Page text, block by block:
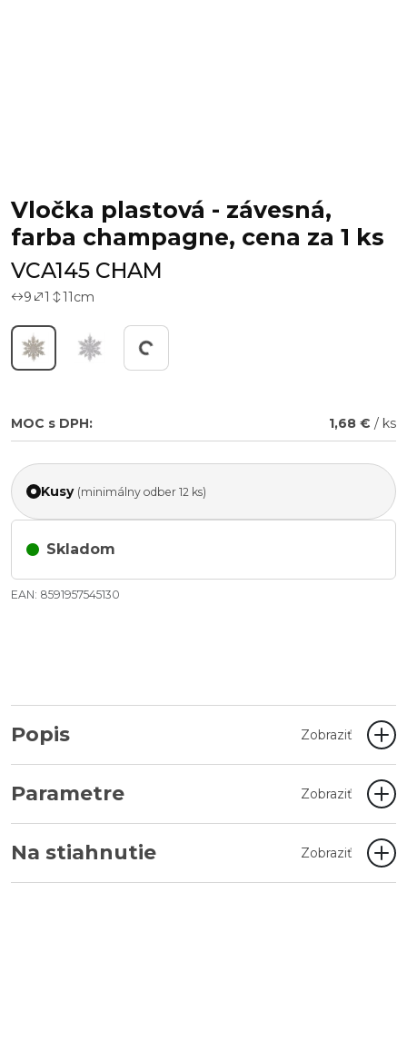
Vločka plastová - závesná,
farba champagne, cena za 1 ks
VCA145 CHAM
9 1 11cm
Working...
MOC s DPH: 1,68 € / ks
Kusy (minimálny odber 12 ks)
Skladom
EAN: 8591957545130
Popis Zobraziť
Parametre Zobraziť
Na stiahnutie Zobraziť